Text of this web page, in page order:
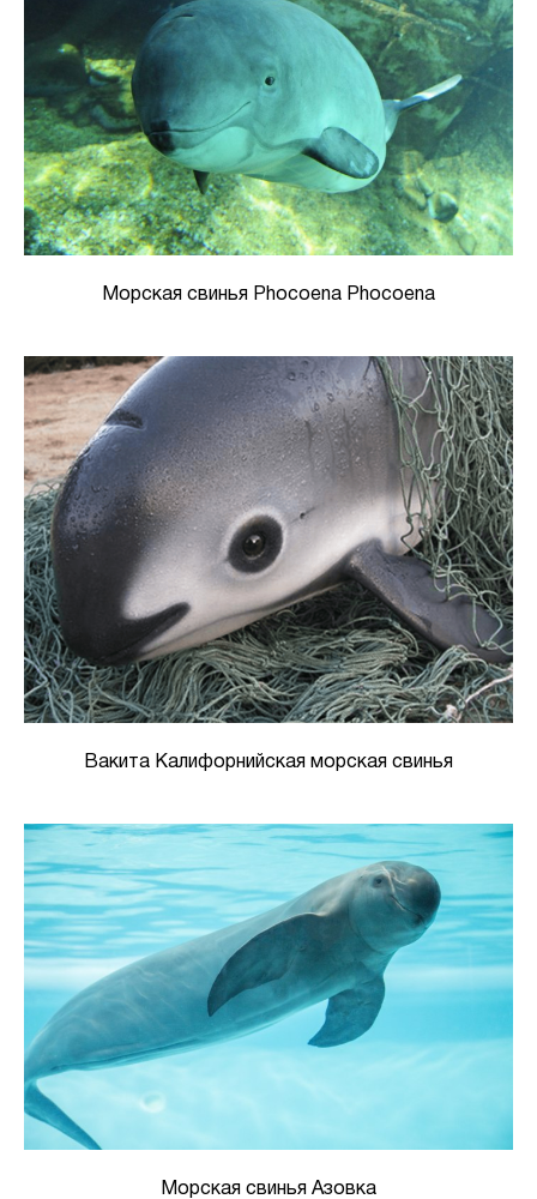
Морская свинья Phocoena Phocoena
Вакита Калифорнийская морская свинья
Морская свинья Азовка